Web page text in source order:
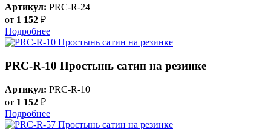
Артикул: PRC-R-24
от 1 152 ₽
Подробнее
PRC-R-10 Простынь сатин на резинке
Артикул: PRC-R-10
от 1 152 ₽
Подробнее